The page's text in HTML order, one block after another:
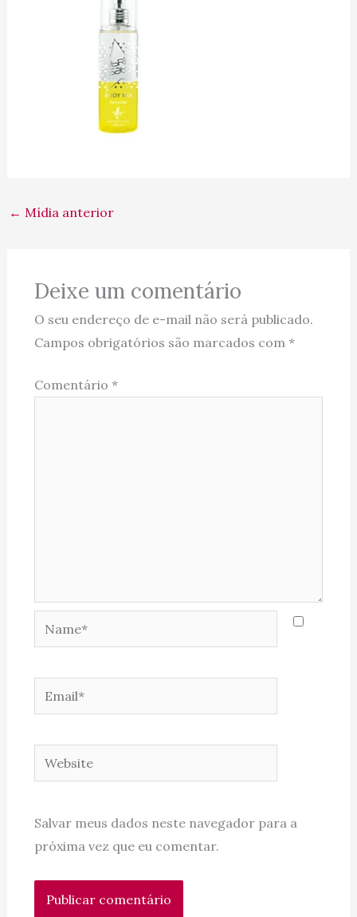
← Mídia anterior
Deixe um comentário
O seu endereço de e-mail não será publicado.
Campos obrigatórios são marcados com *
Comentário *
Name*
Email*
Website
Salvar meus dados neste navegador para a
próxima vez que eu comentar.